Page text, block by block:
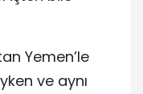
Yemen’le
ve aynı